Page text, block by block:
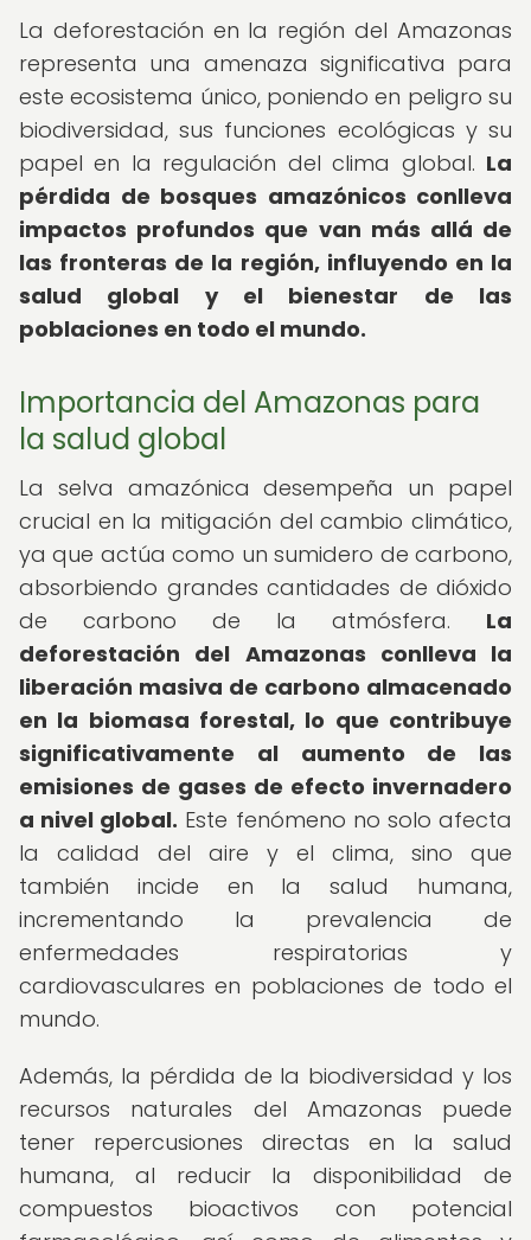
La deforestación en la región del Amazonas
representa una amenaza significativa para
este ecosistema único, poniendo en peligro su
biodiversidad, sus funciones ecológicas y su
papel en la regulación del clima global. La
pérdida de bosques amazónicos conlleva
impactos profundos que van más allá de
las fronteras de la región, influyendo en la
salud global y el bienestar de las
poblaciones en todo el mundo.
Importancia del Amazonas para
la salud global
La selva amazónica desempeña un papel
crucial en la mitigación del cambio climático,
ya que actúa como un sumidero de carbono,
absorbiendo grandes cantidades de dióxido
de carbono de la atmósfera. La
deforestación del Amazonas conlleva la
liberación masiva de carbono almacenado
en la biomasa forestal, lo que contribuye
significativamente al aumento de las
emisiones de gases de efecto invernadero
a nivel global. Este fenómeno no solo afecta
la calidad del aire y el clima, sino que
también incide en la salud humana,
incrementando la prevalencia de
enfermedades respiratorias y
cardiovasculares en poblaciones de todo el
mundo.
Además, la pérdida de la biodiversidad y los
recursos naturales del Amazonas puede
tener repercusiones directas en la salud
humana, al reducir la disponibilidad de
compuestos bioactivos con potencial